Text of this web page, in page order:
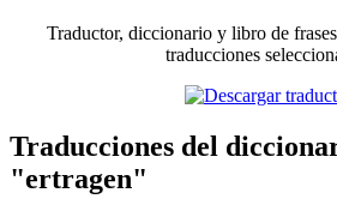
Traductor, diccionario y libro de
traducciones
Traducciones del
"ertragen"